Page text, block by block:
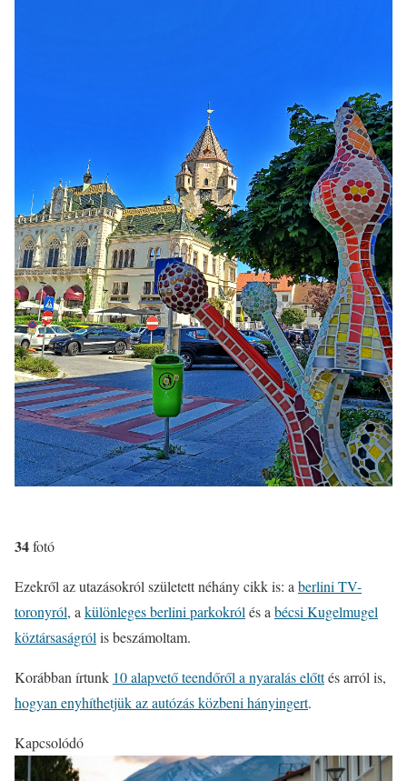
34fotó
Ezekről az utazásokról született néhány cikk is: a berlini TV-
toronyról, a különleges berlini parkokról és a bécsi Kugelmugel
köztársaságról is beszámoltam.
Korábban írtunk 10 alapvető teendőről a nyaralás előttés arról is,
hogyan enyhíthetjük az autózás közbeni hányingert.
Kapcsolódó